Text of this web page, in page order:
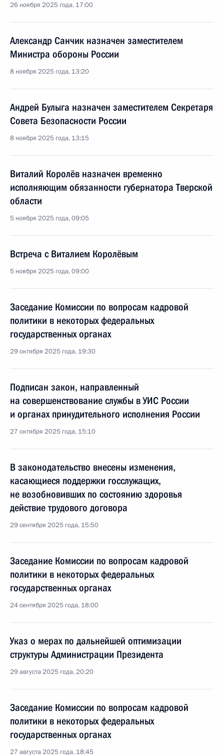
26 ноября 2025 года, 17:00
Александр Санчик назначен заместителем
Министра обороны России
8 ноября 2025 года, 13:20
Андрей Булыга назначен заместителем Секретаря
Совета Безопасности России
8 ноября 2025 года, 13:15
Виталий Королёв назначен временно
исполняющим обязанности губернатора Тверской
области
5 ноября 2025 года, 09:05
Встреча с Виталием Королёвым
5 ноября 2025 года, 09:00
Заседание Комиссии по вопросам кадровой
политики в некоторых федеральных
государственных органах
29 октября 2025 года, 19:30
Подписан закон, направленный
на совершенствование службы в УИС России
и органах принудительного исполнения России
27 октября 2025 года, 15:10
В законодательство внесены изменения,
касающиеся поддержки госслужащих,
не возобновивших по состоянию здоровья
действие трудового договора
29 сентября 2025 года, 15:50
Заседание Комиссии по вопросам кадровой
политики в некоторых федеральных
государственных органах
24 сентября 2025 года, 18:00
Указ о мерах по дальнейшей оптимизации
структуры Администрации Президента
29 августа 2025 года, 20:20
Заседание Комиссии по вопросам кадровой
политики в некоторых федеральных
государственных органах
27 августа 2025 года, 18:45